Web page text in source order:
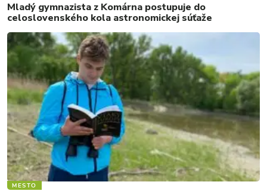
Mladý gymnazista z Komárna postupuje do
celoslovenského kola astronomickej súťaže
MESTO